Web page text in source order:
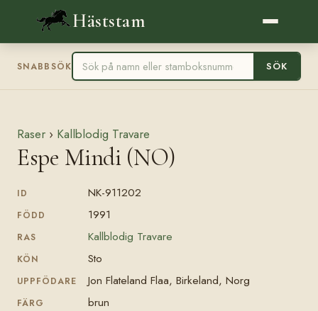
Häststam
SNABBSÖK SÖK
Raser › Kallblodig Travare
Espe Mindi (NO)
ID NK-911202
FÖDD 1991
RAS Kallblodig Travare
KÖN Sto
UPPFÖDARE Jon Flateland Flaa, Birkeland, Norg
FÄRG brun